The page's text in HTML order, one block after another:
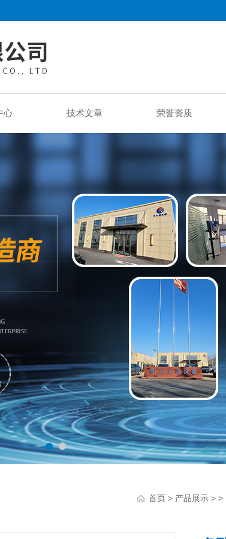
心 技术文章 荣誉资质
首页 > 产品展示 > >